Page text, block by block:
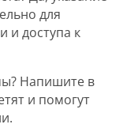
для
и доступа к
Напишите в
и помогут